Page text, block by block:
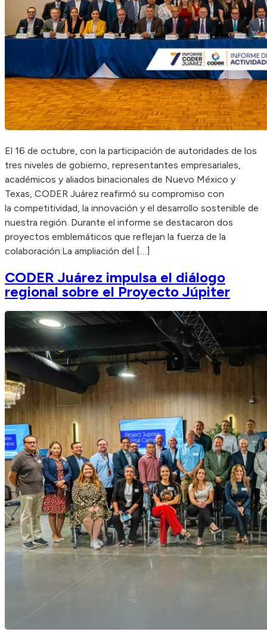
El 16 de octubre, con la participación de autoridades de los
tres niveles de gobierno, representantes empresariales,
académicos y aliados binacionales de Nuevo México y
Texas, CODER Juárez reafirmó su compromiso con
la competitividad, la innovación y el desarrollo sostenible de
nuestra región. Durante el informe se destacaron dos
proyectos emblemáticos que reflejan la fuerza de la
colaboración:La ampliación del […]
CODER Juárez impulsa el diálogo
regional sobre el Proyecto Júpiter